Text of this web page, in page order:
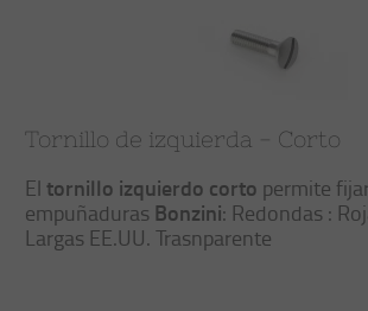
Tornillo de izquierda - Corto
El tornillo izquierdo corto permite
empuñaduras Bonzini: Redondas :
Largas EE.UU. Trasnparente